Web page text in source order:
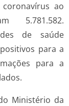
ao
5.781.582.
de saúde
para a
para a
Ministério da